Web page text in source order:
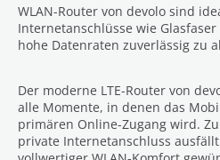
WLAN-Router von devolo sind
Internetanschlüsse wie
hohe Datenraten zuverlässig zu
Der moderne LTE-Router von
alle Momente, in denen das
primären Online-Zugang wird.
private Internetanschluss